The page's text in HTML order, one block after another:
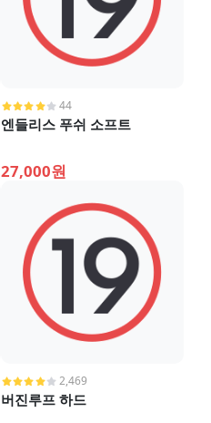
44
엔들리스 푸쉬 소프트
27,000원
2,469
버진루프 하드